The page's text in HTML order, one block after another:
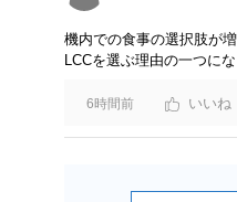
機内での食事の選択肢が
LCCを選ぶ理由の一つにな
6時間前